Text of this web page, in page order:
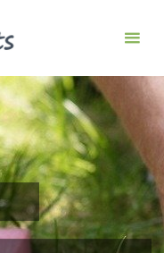
integracyjne,
team
building